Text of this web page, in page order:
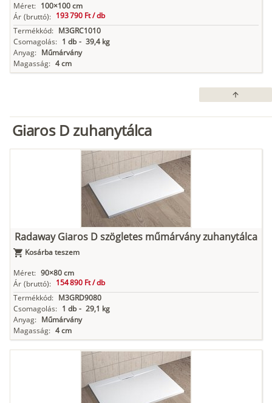
Méret: 100×100 cm
Ár (bruttó): 193 790 Ft /db
Termékkód: M3GRC1010
Csomagolás: 1 db - 39,4 kg
Anyag: Műmárvány
Magasság: 4 cm
arrow_upward
Giaros D zuhanytálca
Radaway Giaros D szögletes műmárvány zuhanytálca
Kosárba teszem
Méret: 90×80 cm
Ár (bruttó): 154 890 Ft /db
Termékkód: M3GRD9080
Csomagolás: 1 db - 29,1 kg
Anyag: Műmárvány
Magasság: 4 cm